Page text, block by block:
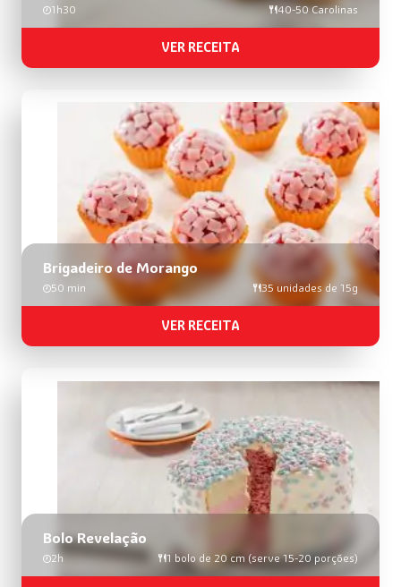
1h30 40-50 Carolinas
VER RECEITA
Brigadeiro de Morango
50 min 35 unidades de 15g
VER RECEITA
Bolo Revelação
2h 1 bolo de 20 cm (serve 15-20 porções)